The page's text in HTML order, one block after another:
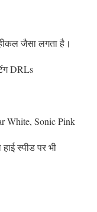
जैसा लगता है।
DRLs
White, Sonic Pink
स्पीड पर भी